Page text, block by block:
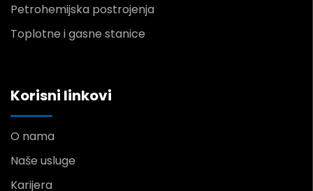
Petrohemijska postrojenja
Toplotne i gasne stanice
Korisni linkovi
O nama
Naše usluge
Karijera